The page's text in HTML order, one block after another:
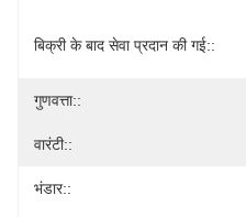
बिक्री के बाद सेवा प्रदान की गई::
गुणवत्ता::
वारंटी::
भंडार::